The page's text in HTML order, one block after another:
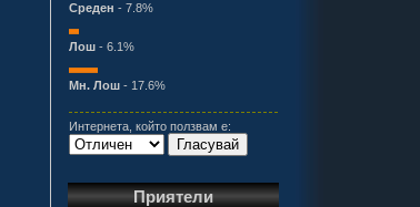
Среден - 7.8%
Лош - 6.1%
Мн. Лош - 17.6%
Интернета, който ползвам е:
Гласувай
Приятели